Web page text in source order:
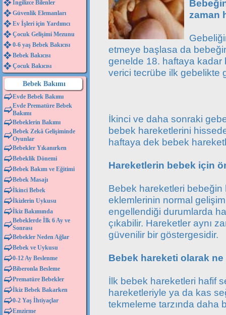
İngilizce Bilenler
Güvenlik Elemanları
Ev İşleri için Yardımcı
Çocuk Gelişimi Mezunu
0-6 yaş Bebek Bakıcısı
Bebek Bakıcısı
Çocuk Bakıcısı
Bebek Bakımı
Evde Bebek Bakımı
Evde Prematüre Bebek
Bakımı
Bebeklerin Bakımı
Bebek Zekâ Gelişiminde
Oyunlar
Bebekler Yıkanırken
Bebeklik Dönemi
Bebek Bakım ve Eğitimi
Bebek Masajı
İkinci Bebek
İkizlerin Uykusu
İkiz Bakımında
Bebeklerde İlk 6 Ay ve
Sonrası
Bebekler Neden Ağlar
Bebek ve Uykusu
0-12 Ay Beslenme
Biberonla Besleme
Prematüre Bebekler
İkiz Bebek Bakarken
0-2 Yaş İhtiyaçlar
Emzirme
zaman
etmeye başlasa da
genelde 18. haftaya kadar
verici tecrübe ilk gebelikte
İkinci ve daha sonraki
bebek hareketlerini
haftaya dek bebek
Hareketlerin bebek için
Bebek hareketleri
eklemlerinin normal
engellendiği durumlarda
çıkabilir. Hareketler aynı
güvenilir bir göstergesidir.
Bebek hareketi olarak
İlk bebek hareketleri hafif
hareketleriyle ya da kas
tekmeleme tarzında daha